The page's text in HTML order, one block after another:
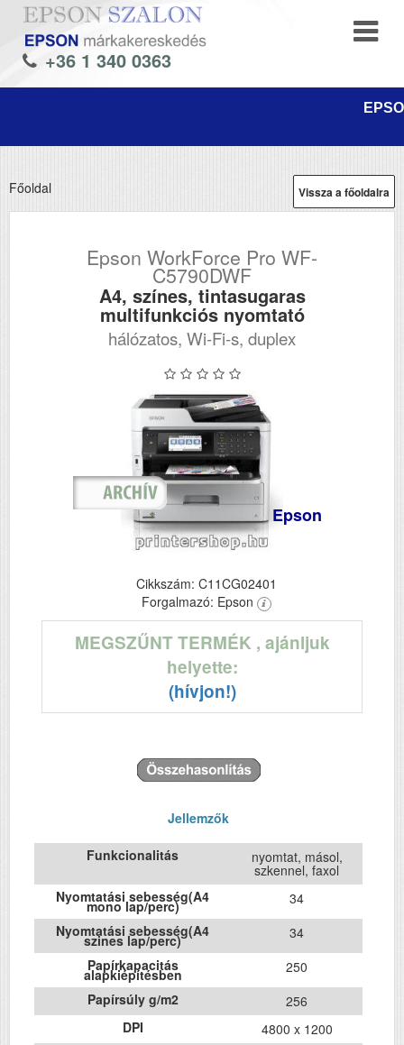
+36 1 340 0363
Vissza a főoldalra
Főoldal
Epson WorkForce Pro WF-
C5790DWF
A4, színes, tintasugaras
multifunkciós nyomtató
hálózatos, Wi-Fi-s, duplex
Epson
Cikkszám: C11CG02401
Forgalmazó: Epson
MEGSZŰNT TERMÉK , ajánljuk
helyette:
(hívjon!)
Jellemzők
Funkcionalitás nyomtat, másol,
szkennel, faxol
Nyomtatási sebesség(A4
mono lap/perc)
34
Nyomtatási sebesség(A4
szines lap/perc)
34
Papírkapacitás
alapkiépítésben
250
Papírsúly g/m2
256
DPI
4800 x 1200